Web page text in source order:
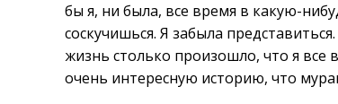
бы я, ни была, все время в какую-
соскучишься. Я забыла
жизнь столько произошло, что я все
очень интересную историю, что